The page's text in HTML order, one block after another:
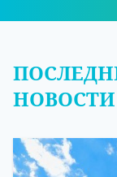
НОВОСТИ